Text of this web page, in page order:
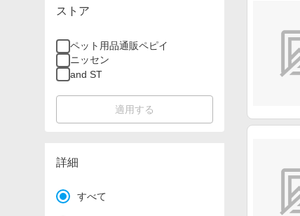
ストア
ペット用品通販ペピイ
ニッセン
and ST
適用する
詳細
すべて